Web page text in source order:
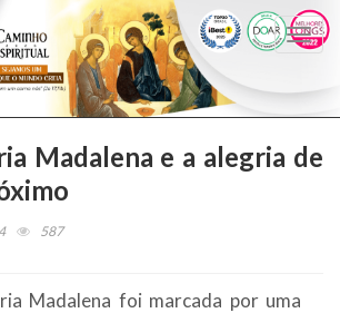
Madalena e a alegria de
587
Madalena foi marcada por uma